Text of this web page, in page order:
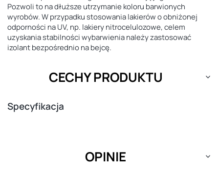
Pozwoli to na dłuższe utrzymanie koloru barwionych
wyrobów. W przypadku stosowania lakierów o obniżonej
odporności na UV, np. lakiery nitrocelulozowe, celem
uzyskania stabilności wybarwienia należy zastosować
izolant bezpośrednio na bejcę.
CECHY PRODUKTU
Specyfikacja
OPINIE